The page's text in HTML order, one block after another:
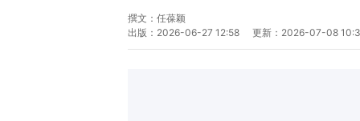
撰文： 任葆颖
出版： 2026-06-27 12:58 更新： 2026-07-08